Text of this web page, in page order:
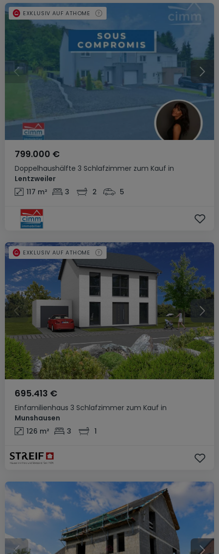
Doppelhaushälfte 3 Schlafzimmer zum Kauf in
Lentzweiler
799.000 €
117 m² 3 2 5
EXKLUSIV AUF ATHOME
Einfamilienhaus 3 Schlafzimmer zum Kauf in
Munshausen
695.413 €
126 m² 3 1
EXKLUSIV AUF ATHOME